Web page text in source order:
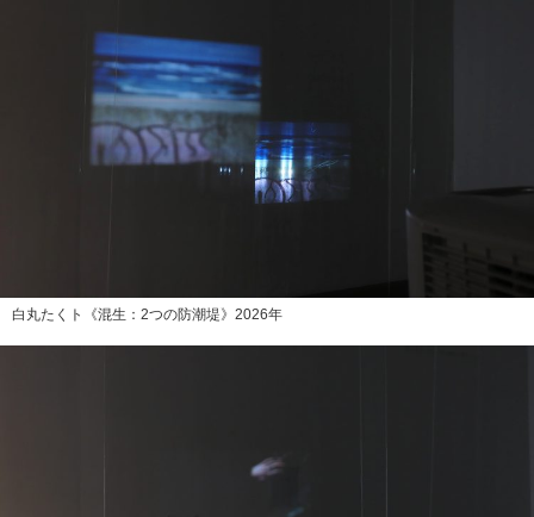
白丸たくト《混生：2つの防潮堤》2026年